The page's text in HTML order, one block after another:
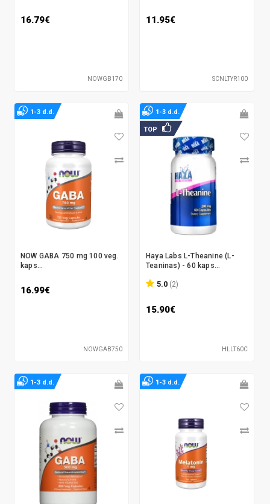
16.79€
NOWGB170
11.95€
SCNLTYR100
NOW GABA 750 mg 100 veg.
kaps...
16.99€
NOWGAB750
1-3 d.d.
TOP
Haya Labs L-Theanine (L-
Teaninas) - 60 kaps...
5.0 (2)
15.90€
HLLT60C
1-3 d.d.
1-3 d.d. 1-3 d.d.